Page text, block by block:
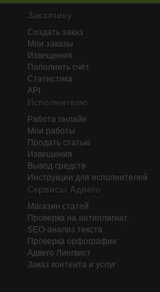
Заказчику
Создать заказ
Мои заказы
Извещения
Пополнить счёт
Статистика
API
Исполнителю
Работа онлайн
Мои работы
Продать статью
Извещения
Вывод средств
Инструкции для исполнителей
Сервисы Адвего
Магазин статей
Проверка на антиплагиат
SEO-анализ текста
Проверка орфографии
Адвего Лингвист
Заказ контента и услуг